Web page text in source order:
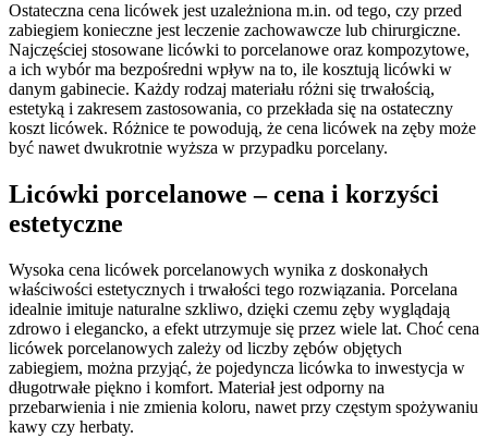
Ostateczna cena licówek jest uzależniona m.in. od tego, czy przed
zabiegiem konieczne jest leczenie zachowawcze lub chirurgiczne.
Najczęściej stosowane licówki to porcelanowe oraz kompozytowe,
a ich wybór ma bezpośredni wpływ na to, ile kosztują licówki w
danym gabinecie. Każdy rodzaj materiału różni się trwałością,
estetyką i zakresem zastosowania, co przekłada się na ostateczny
koszt licówek. Różnice te powodują, że cena licówek na zęby może
być nawet dwukrotnie wyższa w przypadku porcelany.
Licówki porcelanowe – cena i korzyści
estetyczne
Wysoka cena licówek porcelanowych wynika z doskonałych
właściwości estetycznych i trwałości tego rozwiązania. Porcelana
idealnie imituje naturalne szkliwo, dzięki czemu zęby wyglądają
zdrowo i elegancko, a efekt utrzymuje się przez wiele lat. Choć cena
licówek porcelanowych zależy od liczby zębów objętych
zabiegiem, można przyjąć, że pojedyncza licówka to inwestycja w
długotrwałe piękno i komfort. Materiał jest odporny na
przebarwienia i nie zmienia koloru, nawet przy częstym spożywaniu
kawy czy herbaty.